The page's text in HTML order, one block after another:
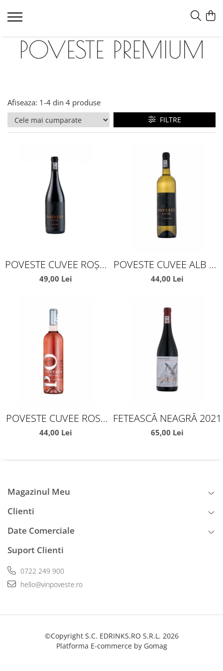
POVESTE PREMIUM
Afiseaza: 1-4 din 4 produse
FILTRE
POVESTE CUVEE ROȘU
DE MINIȘ MĂDERAT
49,00 Lei
POVESTE CUVEE ALB DE
MINIȘ MADERAT
44,00 Lei
POVESTE CUVEE ROSE
DE MINIȘ MĂDERAT
44,00 Lei
FETEASCĂ NEAGRĂ 2021
65,00 Lei
Magazinul Meu
Clienti
Date Comerciale
Suport Clienti
0722 249 900
hello@vinpoveste.ro
©Copyright S.C. EDRINKS.RO S.R.L. 2026
Platforma E-commerce by Gomag